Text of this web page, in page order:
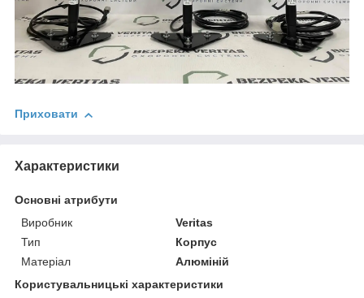
Приховати
Характеристики
Основні атрибути
Виробник
Veritas
Тип
Корпус
Матеріал
Алюміній
Користувальницькі характеристики